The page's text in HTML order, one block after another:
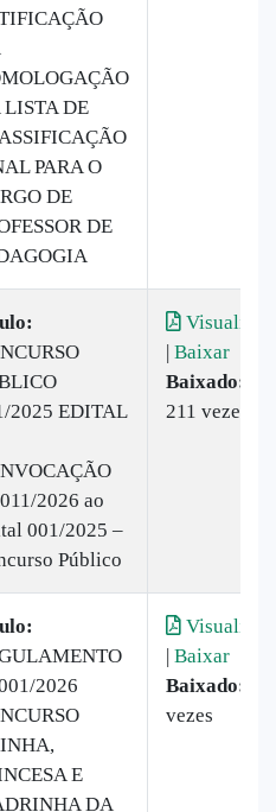
LISTA DE
PARA O
DE
DE
2025 EDITAL
2026 ao
001/2025 –
Público
Visualizar
| Baixar
Baixado:
211 vezes
2026
E
DA
Visualizar
| Baixar
Baixado:
vezes